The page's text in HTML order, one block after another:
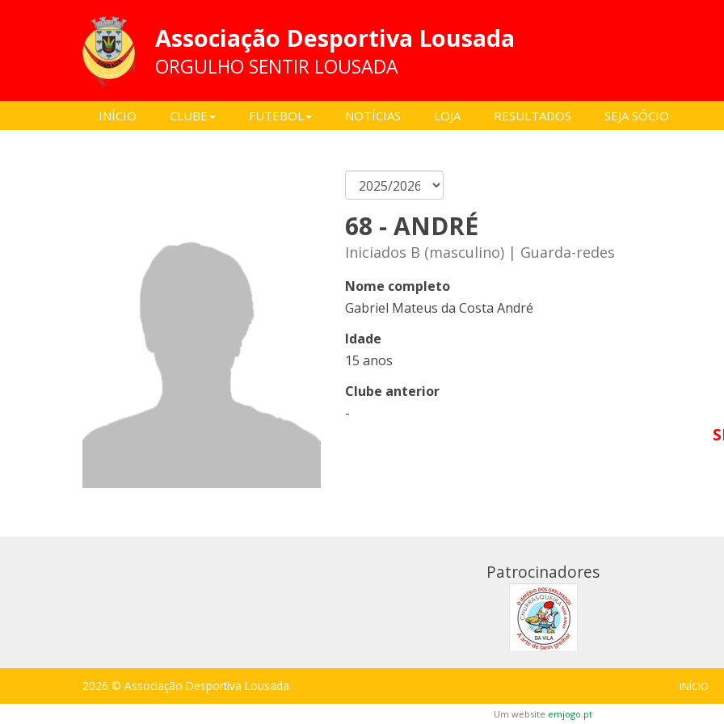
Associação Desportiva Lousada
ORGULHO SENTIR LOUSADA
INÍCIO CLUBE FUTEBOL NOTÍCIAS LOJA RESULTADOS SEJA SÓCIO
68 - ANDRÉ
Iniciados B (masculino) | Guarda-redes
Nome completo
Gabriel Mateus da Costa André
Idade
15 anos
Clube anterior
-
Patrocinadores
2026 © Associação Desportiva Lousada INÍCIO
Um website emjogo.pt